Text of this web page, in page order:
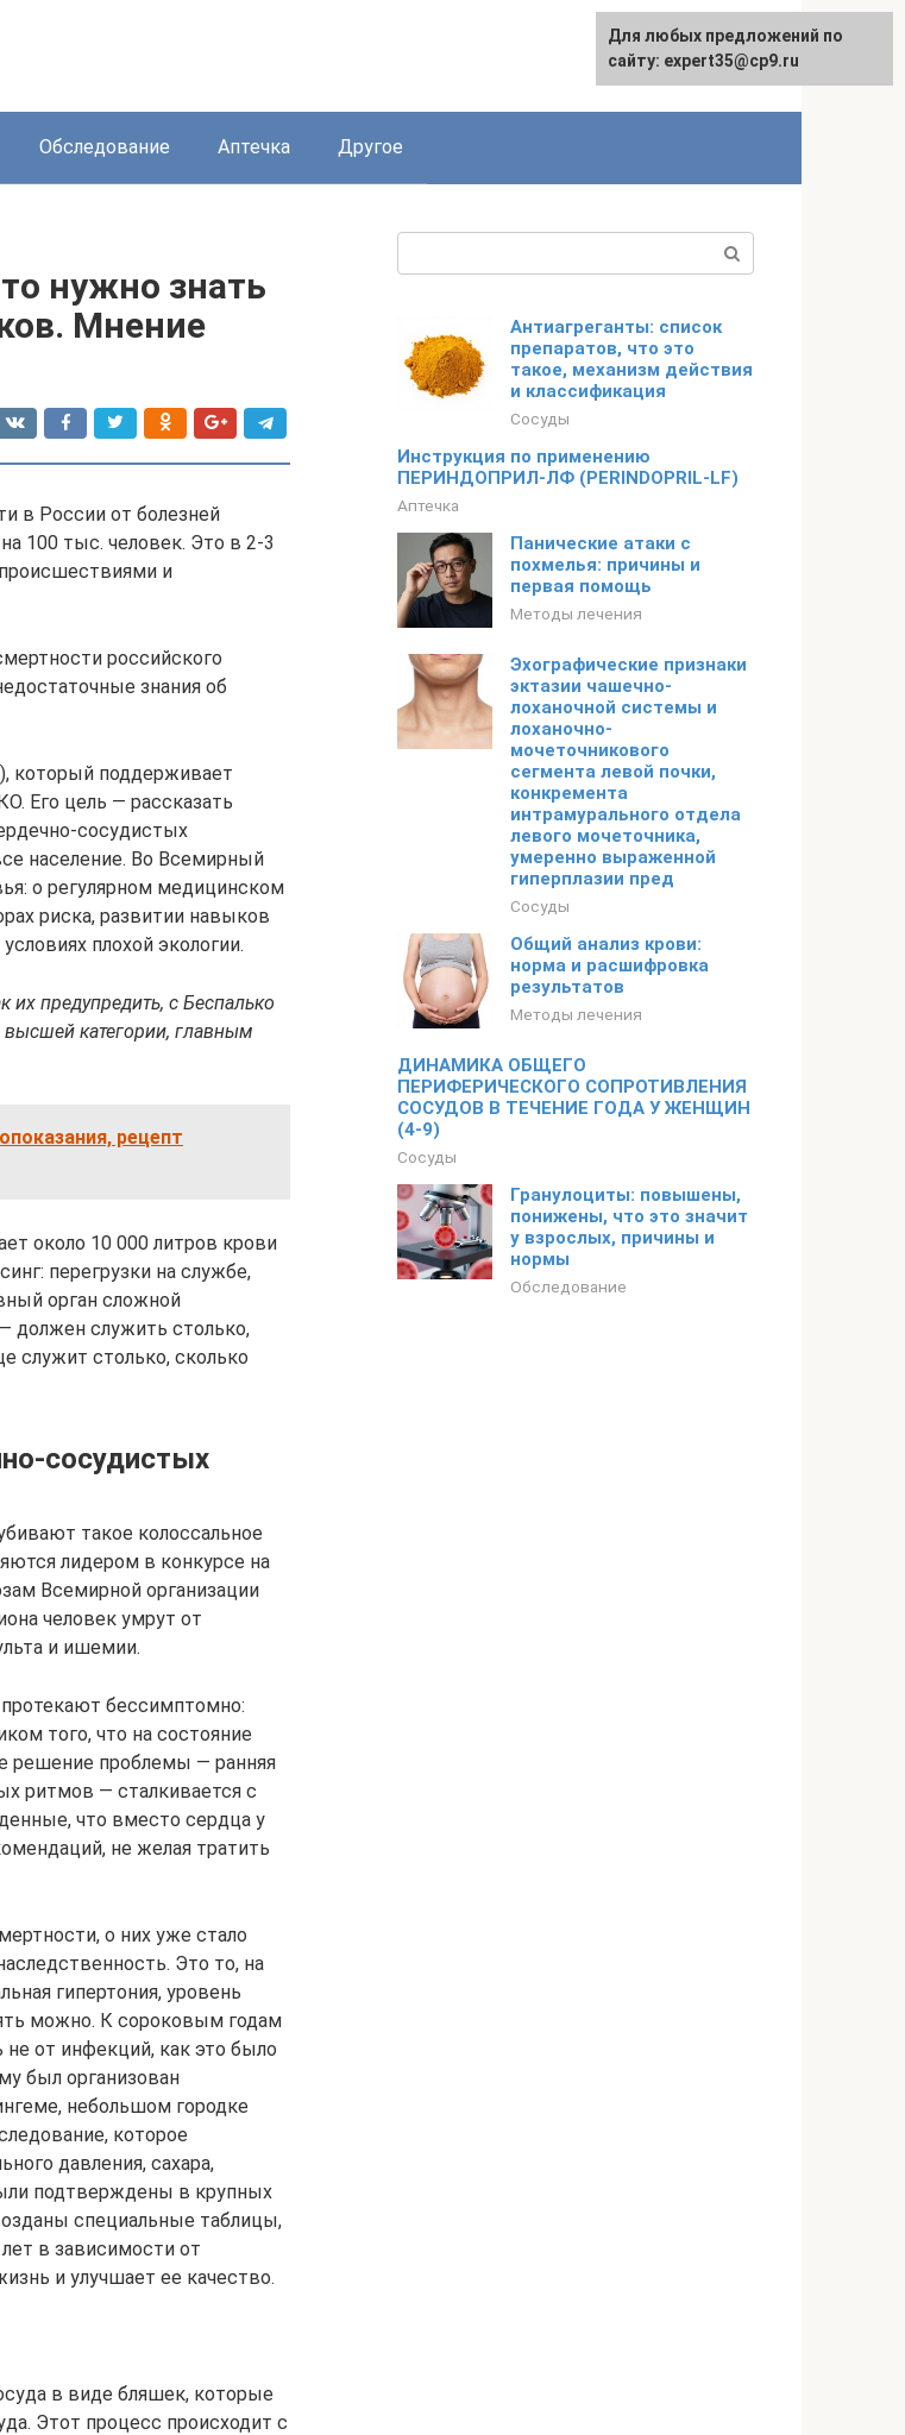
Обследование Аптечка Другое
нужно знать
Мнение
в России от болезней
100 тыс. человек. Это в 2-3
и
российского
знания об
который поддерживает
Его цель — рассказать
сосудистых
население. Во Всемирный
о регулярном медицинском
риска, развитии навыков
плохой экологии.
их предупредить, с Беспалько
категории, главным
рецепт
около 10 000 литров крови
перегрузки на службе,
орган сложной
должен служить столько,
служит столько, сколько
сосудистых
такое колоссальное
лидером в конкурсе на
Всемирной организации
человек умрут от
и ишемии.
протекают бессимптомно:
того, что на состояние
решение проблемы — ранняя
ритмов — сталкивается с
что вместо сердца у
не желая тратить
о них уже стало
Это то, на
гипертония, уровень
можно. К сороковым годам
от инфекций, как это было
был организован
небольшом городке
которое
давления, сахара,
подтверждены в крупных
специальные таблицы,
в зависимости от
и улучшает ее качество.
в виде бляшек, которые
Этот процесс происходит с
Антиагреганты: список
препаратов, что это
такое, механизм действия
и классификация
Сосуды
Инструкция по применению
ПЕРИНДОПРИЛ-ЛФ (PERINDOPRIL-LF)
Аптечка
Панические атаки с
похмелья: причины и
первая помощь
Методы лечения
Эхографические признаки
эктазии чашечно-
лоханочной системы и
лоханочно-
мочеточникового
сегмента левой почки,
конкремента
интрамурального отдела
левого мочеточника,
умеренно выраженной
гиперплазии пред
Сосуды
Общий анализ крови:
норма и расшифровка
результатов
Методы лечения
ДИНАМИКА ОБЩЕГО
ПЕРИФЕРИЧЕСКОГО СОПРОТИВЛЕНИЯ
СОСУДОВ В ТЕЧЕНИЕ ГОДА У ЖЕНЩИН
(4-9)
Сосуды
Гранулоциты: повышены,
понижены, что это значит
у взрослых, причины и
нормы
Обследование
Для любых предложений по
сайту: expert35@cp9.ru